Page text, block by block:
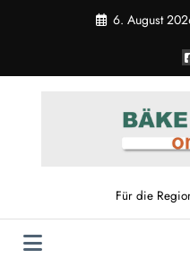
6. August
Für die